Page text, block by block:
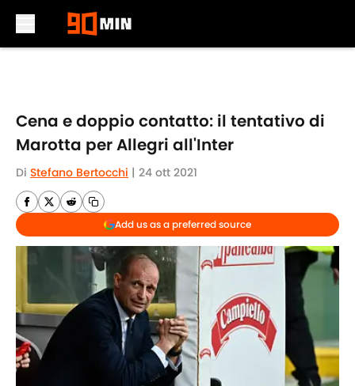
Cena e doppio contatto: il tentativo di
Marotta per Allegri all'Inter
Di Stefano Bertocchi | 24 ott 2021
Add us as a preferred source